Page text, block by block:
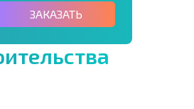
ЗАКАЗАТЬ
ительства